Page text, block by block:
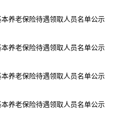
养老保险待遇领取人员名单公示
养老保险待遇领取人员名单公示
养老保险待遇领取人员名单公示
养老保险待遇领取人员名单公示